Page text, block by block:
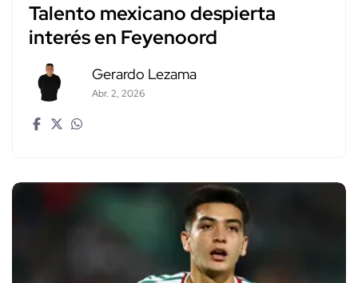
Talento mexicano despierta
interés en Feyenoord
Gerardo Lezama
Abr. 2, 2026